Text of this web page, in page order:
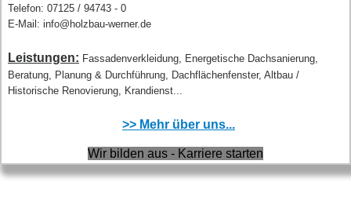
Telefon: 07125 / 94743 - 0
E-Mail: info@holzbau-werner.de
Leistungen: Fassadenverkleidung, Energetische Dachsanierung,
Beratung, Planung & Durchführung, Dachflächenfenster, Altbau /
Historische Renovierung, Krandienst...
>> Mehr über uns...
Wir bilden aus - Karriere starten